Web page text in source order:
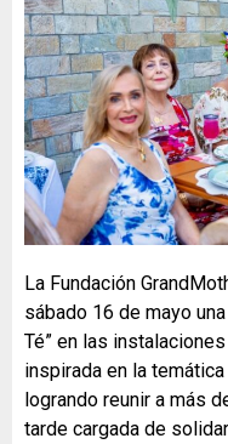
La Fundación
sábado 16 de mayo
Té” en las
inspirada en la
logrando reunir a más
tarde cargada de